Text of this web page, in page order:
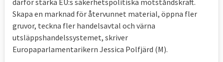
Skapa en marknad för återvunnet material, öppna fler
gruvor, teckna fler handelsavtal och värna
utsläppshandelssystemet, skriver
Europaparlamentarikern Jessica Polfjärd (M).